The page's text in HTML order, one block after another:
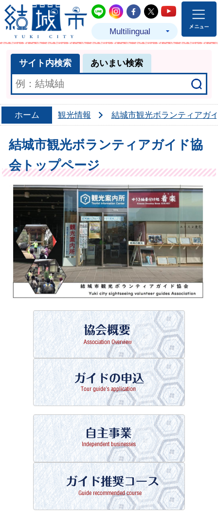
結城市公式LINE
結城市公式Instagram
結城市公式
結城市公式
結城市
Multilingual
サイト内検索 あいまい検索
ホーム 観光情報 結城市観光ボランティアガ
結城市観光ボランティアガイド協
会トップページ